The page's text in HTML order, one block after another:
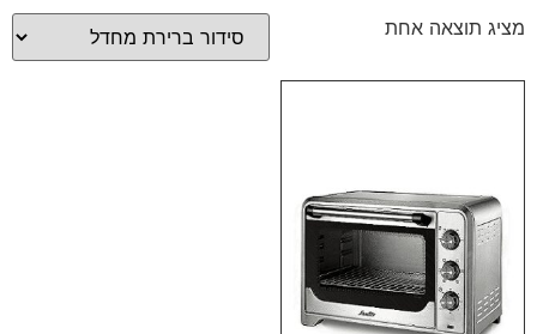
מציג תוצאה אחת